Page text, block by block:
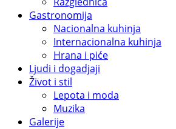
Gastronomija
Nacionalna kuhinja
Internacionalna kuhinja
Hrana i piće
Ljudi i dogadjaji
Život i stil
Lepota i moda
Muzika
Galerije